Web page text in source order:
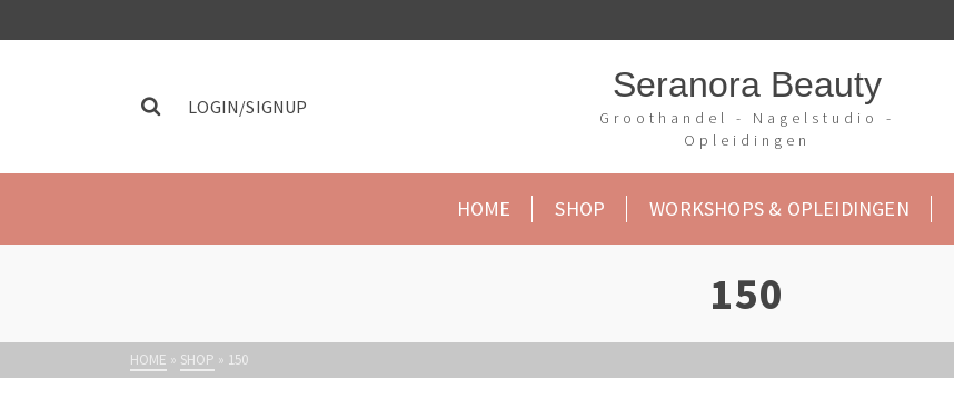
LOGIN/SIGNUP
Seranora Beauty
Groothandel - Nagelstudio -
Opleidingen
HOME SHOP WORKSHOPS & OPLEIDINGEN
150
HOME » SHOP » 150